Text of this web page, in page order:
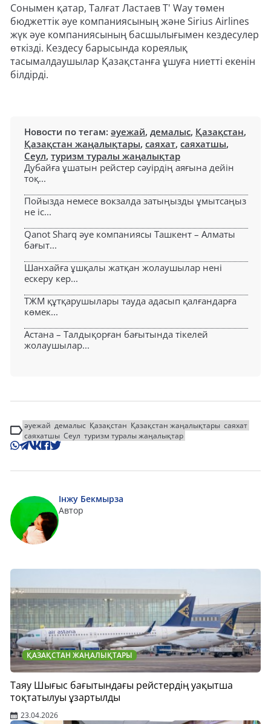
Сонымен қатар, Талғат Ластаев T' Way төмен
бюджеттік әуе компаниясының және Sirius Airlines
жүк әуе компаниясының басшылығымен кездесулер
өткізді. Кездесу барысында кореялық
тасымалдаушылар Қазақстанға ұшуға ниетті екенін
білдірді.
Новости по тегам: әуежай, демалыс, Қазақстан,
Қазақстан жаңалықтары, саяхат, саяхатшы,
Сеул, туризм туралы жаңалықтар
Дубайға ұшатын рейстер сәуірдің аяғына дейін
тоқ...
Пойызда немесе вокзалда затыңызды ұмытсаңыз
не іс...
Qanot Sharq әуе компаниясы Ташкент – Алматы
бағыт...
Шанхайға ұшқалы жатқан жолаушылар нені
ескеру кер...
ТЖМ құтқарушылары тауда адасып қалғандарға
көмек...
Астана – Талдықорған бағытында тікелей
жолаушылар...
әуежай демалыс Қазақстан Қазақстан жаңалықтары саяхат
саяхатшы Сеул туризм туралы жаңалықтар
Інжу Бекмырза
Автор
ҚАЗАҚСТАН ЖАҢАЛЫҚТАРЫ
Таяу Шығыс бағытындағы рейстердің уақытша
тоқтатылуы ұзартылды
23.04.2026